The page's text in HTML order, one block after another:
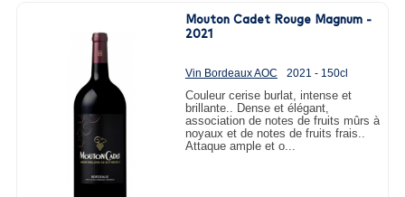
Mouton Cadet Rouge Magnum -
2021
Vin Bordeaux AOC 2021 - 150cl
Couleur cerise burlat, intense et
brillante.. Dense et élégant,
association de notes de fruits mûrs à
noyaux et de notes de fruits frais..
Attaque ample et o...